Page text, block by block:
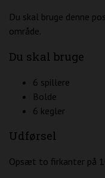
Du skal bruge denne
område.
Du skal bruge
6 spillere
Bolde
6 kegler
Udførsel
Opsæt to firkanter på